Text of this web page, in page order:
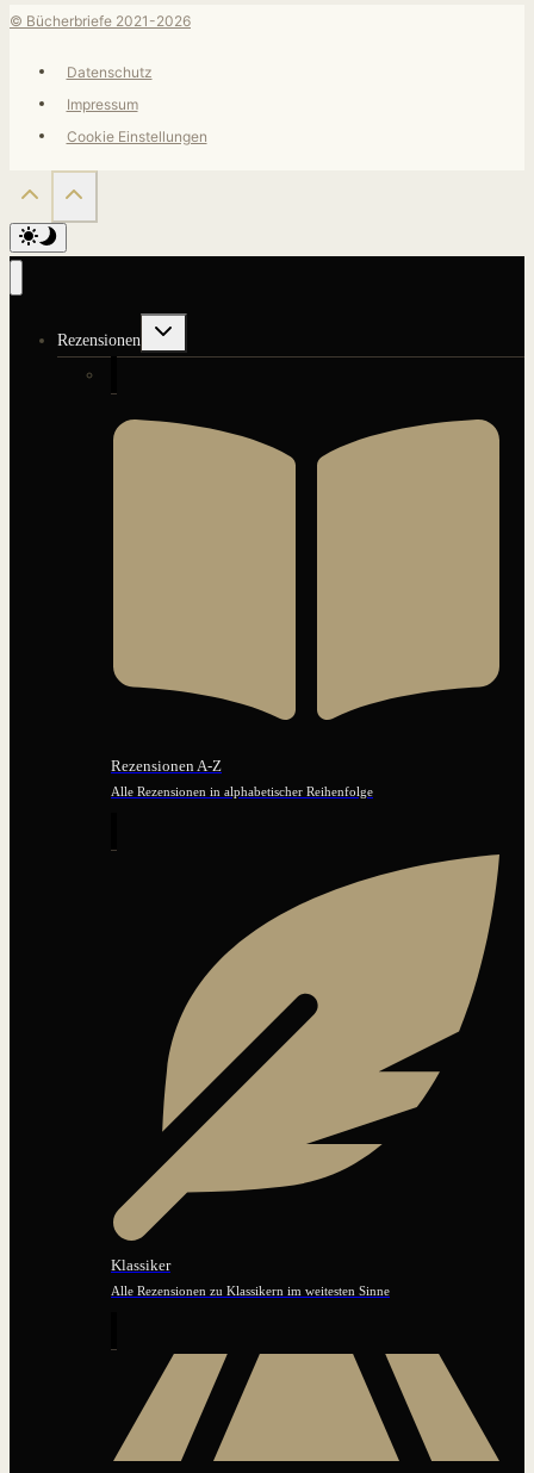
© Bücherbriefe 2021-2026
Datenschutz
Impressum
Cookie Einstellungen
Rezensionen
Untermenü
Rezensionen A-Z
Alle Rezensionen in alphabetischer Reihenfolge
Klassiker
Alle Rezensionen zu Klassikern im weitesten Sinne